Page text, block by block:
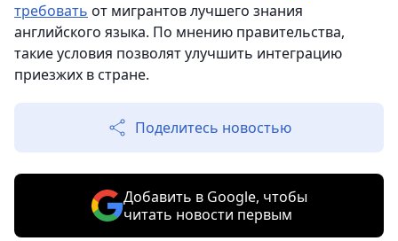
требовать от мигрантов лучшего знания
английского языка. По мнению правительства,
такие условия позволят улучшить интеграцию
приезжих в стране.
Поделитесь новостью
Добавить в Google, чтобы
читать новости первым